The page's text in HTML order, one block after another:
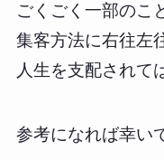
ごくごく一部のこ
集客方法に右往左
人生を支配されて
参考になれば幸い